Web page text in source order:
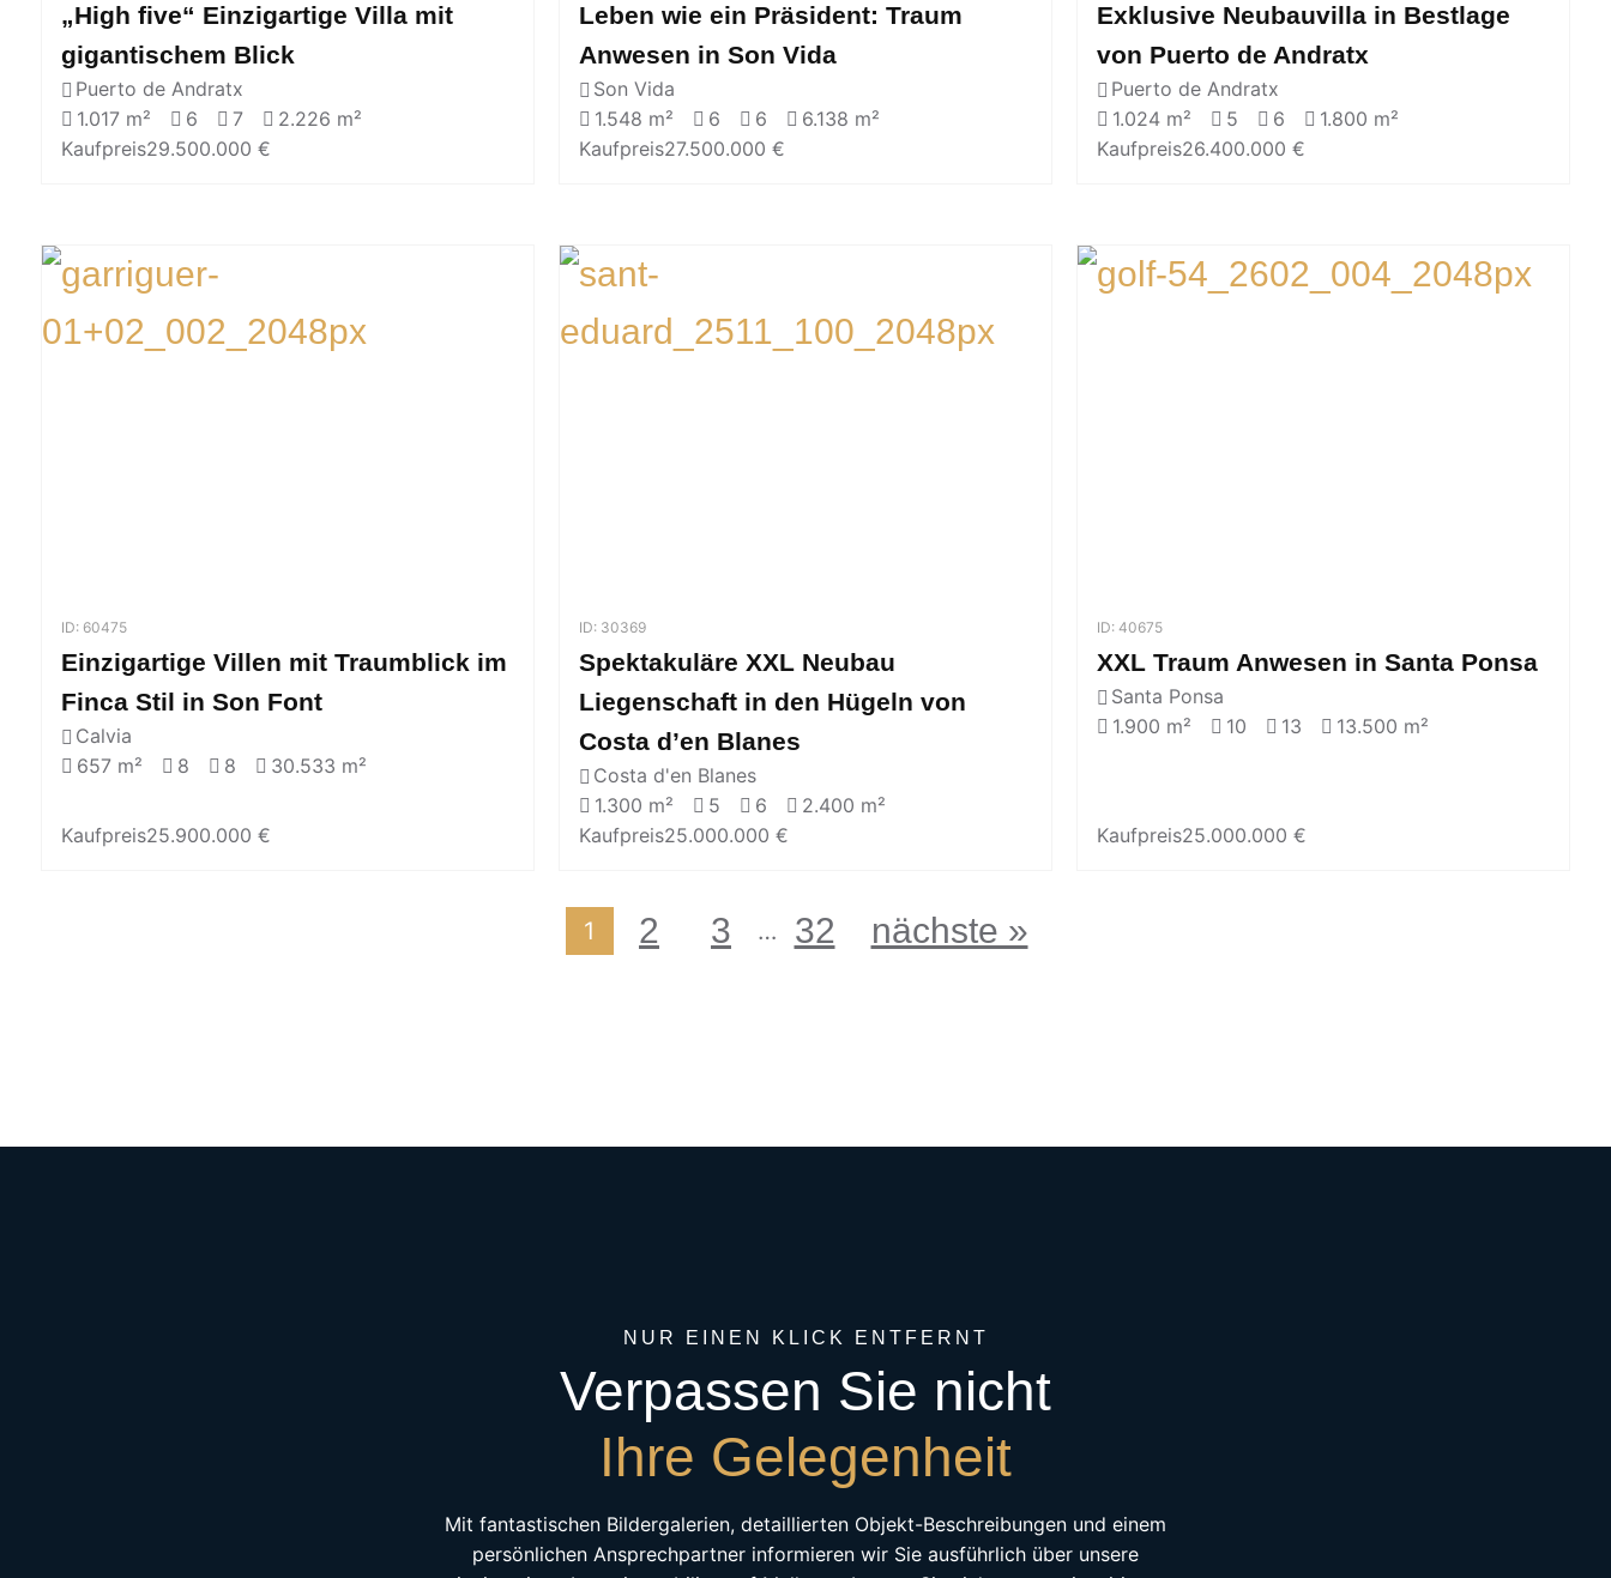
„High five“ Einzigartige Villa mit
gigantischem Blick
Puerto de Andratx
1.017 m²
6 7
2.226 m²
Kaufpreis29.500.000 €
Leben wie ein Präsident: Traum
Anwesen in Son Vida
Son Vida
1.548 m²
6 6
6.138 m²
Kaufpreis27.500.000 €
Exklusive Neubauvilla in Bestlage
von Puerto de Andratx
Puerto de Andratx
1.024 m²
5 6
1.800 m²
Kaufpreis26.400.000 €
ID: 60475
Einzigartige Villen mit Traumblick im
Finca Stil in Son Font
Calvia
657 m²
8 8 30.533 m²
Kaufpreis25.900.000 €
ID: 30369
Spektakuläre XXL Neubau
Liegenschaft in den Hügeln von
Costa d’en Blanes
Costa d'en Blanes
1.300 m²
5 6
2.400 m²
Kaufpreis25.000.000 €
ID: 40675
XXL Traum Anwesen in Santa Ponsa
Santa Ponsa
1.900 m²
10 13 13.500 m²
Kaufpreis25.000.000 €
1 2 3 … 32 nächste »
NUR EINEN KLICK ENTFERNT
Verpassen Sie nicht
Ihre Gelegenheit
Mit fantastischen Bildergalerien, detaillierten Objekt-Beschreibungen und einem
persönlichen Ansprechpartner informieren wir Sie ausführlich über unsere